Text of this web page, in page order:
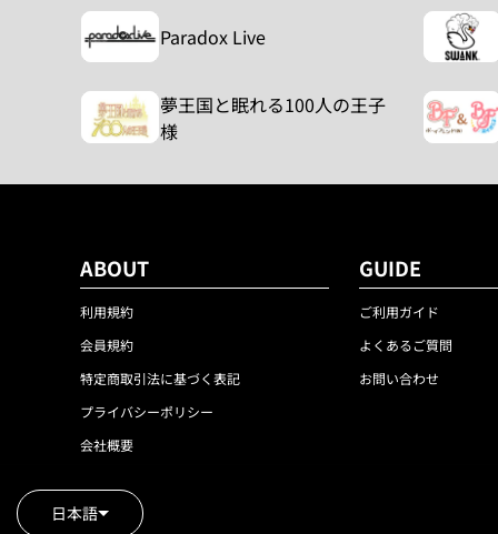
Paradox Live
夢王国と眠れる100人の王子
様
ABOUT
利用規約
会員規約
特定商取引法に基づく表記
プライバシーポリシー
会社概要
GUIDE
ご利用ガイド
よくあるご質問
お問い合わせ
日本語